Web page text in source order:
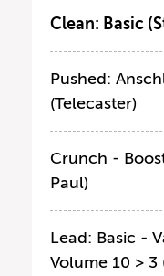
Clean: Basic
Pushed:
(Telecaster)
Crunch -
Paul)
Lead: Basic -
Volume 10 > 3